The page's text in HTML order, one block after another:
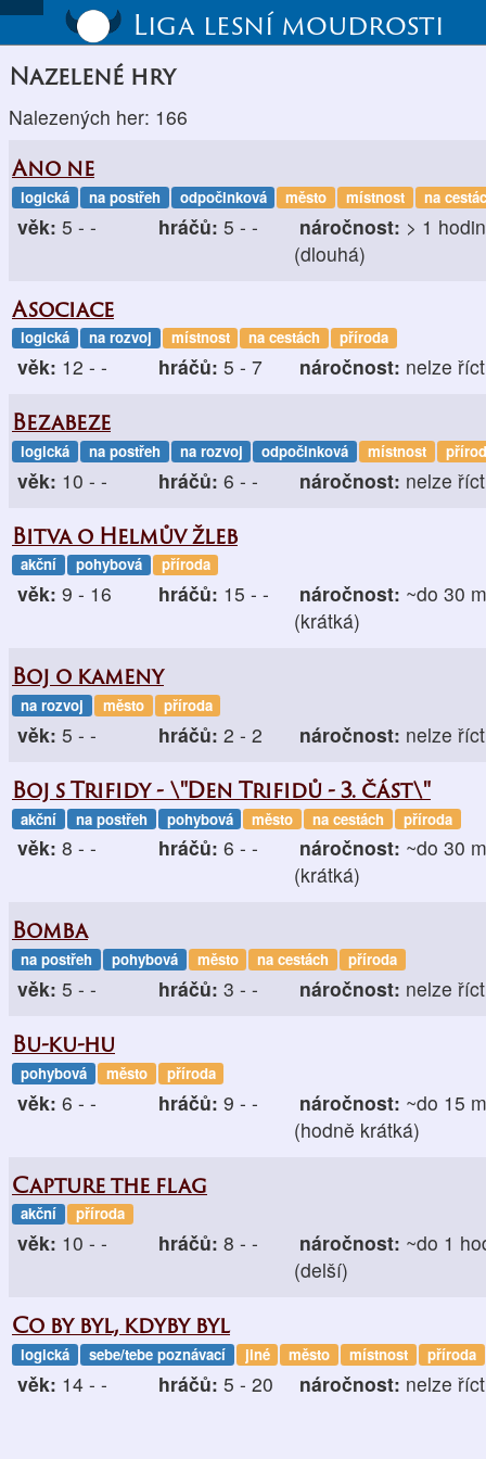
Liga lesní moudrosti
Nazelené hry
Nalezených her: 166
Ano ne
logická na postřeh odpočinková město místnost na
věk: 5 - - hráčů: 5 - - náročnost: > 1
(dlouhá)
Asociace
logická na rozvoj místnost na cestách příroda
věk: 12 - - hráčů: 5 - 7 náročnost: nelze říct
Bezabeze
logická na postřeh na rozvoj odpočinková místnost
věk: 10 - - hráčů: 6 - - náročnost: nelze říct
Bitva o Helmův žleb
akční pohybová příroda
věk: 9 - 16 hráčů: 15 - - náročnost: ~do 30
(krátká)
Boj o kameny
na rozvoj město příroda
věk: 5 - - hráčů: 2 - 2 náročnost: nelze říct
Boj s Trifidy - \"Den Trifidů - 3. část\"
akční na postřeh pohybová město na cestách příroda
věk: 8 - - hráčů: 6 - - náročnost: ~do 30
(krátká)
Bomba
na postřeh pohybová město na cestách příroda
věk: 5 - - hráčů: 3 - - náročnost: nelze říct
Bu-ku-hu
pohybová město příroda
věk: 6 - - hráčů: 9 - - náročnost: ~do 15
(hodně krátká)
Capture the flag
akční příroda
věk: 10 - - hráčů: 8 - - náročnost: ~do 1
(delší)
Co by byl, kdyby byl
logická sebe/tebe poznávací jiné město místnost příroda
věk: 14 - - hráčů: 5 - 20 náročnost: nelze říct